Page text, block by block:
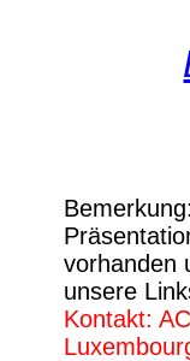
vorhanden
unsere
Kontakt: